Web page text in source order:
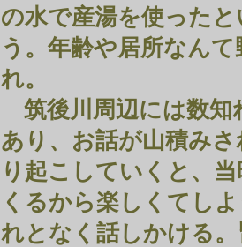
の水で産湯を使った
う。年齢や居所なん
れ。
筑後川周辺には数知
あり、お話が山積み
り起こしていくと、
くるから楽しくてし
れとなく話しかける